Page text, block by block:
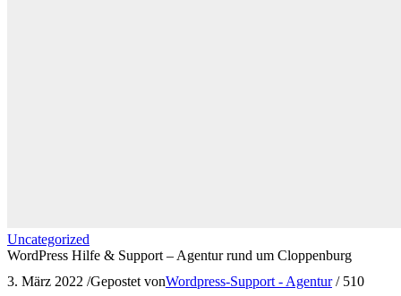
Uncategorized
WordPress Hilfe & Support – Agentur rund um Cloppenburg
3. März 2022 /Gepostet vonWordpress-Support - Agentur / 510